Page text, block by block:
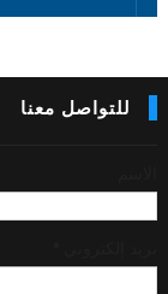
للتواصل معنا